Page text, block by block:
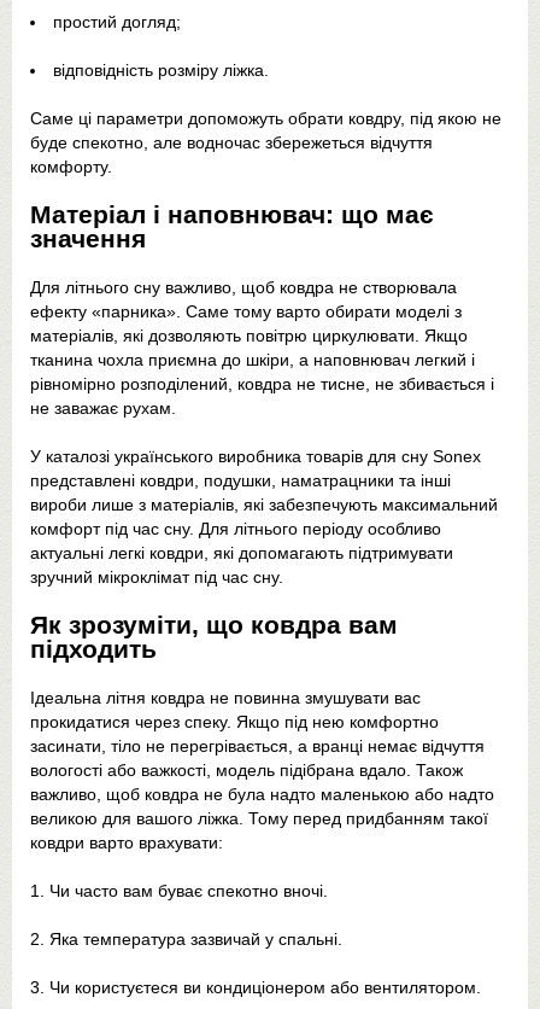
простий догляд;
відповідність розміру ліжка.
Саме ці параметри допоможуть обрати ковдру, під якою не
буде спекотно, але водночас збережеться відчуття
комфорту.
Матеріал і наповнювач: що має
значення
Для літнього сну важливо, щоб ковдра не створювала
ефекту «парника». Саме тому варто обирати моделі з
матеріалів, які дозволяють повітрю циркулювати. Якщо
тканина чохла приємна до шкіри, а наповнювач легкий і
рівномірно розподілений, ковдра не тисне, не збивається і
не заважає рухам.
У каталозі українського виробника товарів для сну Sonex
представлені ковдри, подушки, наматрацники та інші
вироби лише з матеріалів, які забезпечують максимальний
комфорт під час сну. Для літнього періоду особливо
актуальні легкі ковдри, які допомагають підтримувати
зручний мікроклімат під час сну.
Як зрозуміти, що ковдра вам
підходить
Ідеальна літня ковдра не повинна змушувати вас
прокидатися через спеку. Якщо під нею комфортно
засинати, тіло не перегрівається, а вранці немає відчуття
вологості або важкості, модель підібрана вдало. Також
важливо, щоб ковдра не була надто маленькою або надто
великою для вашого ліжка. Тому перед придбанням такої
ковдри варто врахувати:
1. Чи часто вам буває спекотно вночі.
2. Яка температура зазвичай у спальні.
3. Чи користуєтеся ви кондиціонером або вентилятором.